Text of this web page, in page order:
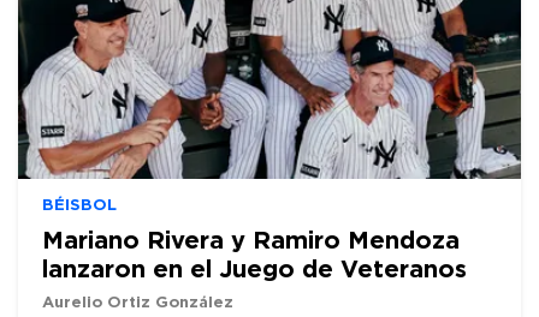
BÉISBOL
Mariano Rivera y Ramiro Mendoza
lanzaron en el Juego de Veteranos
Aurelio Ortiz González